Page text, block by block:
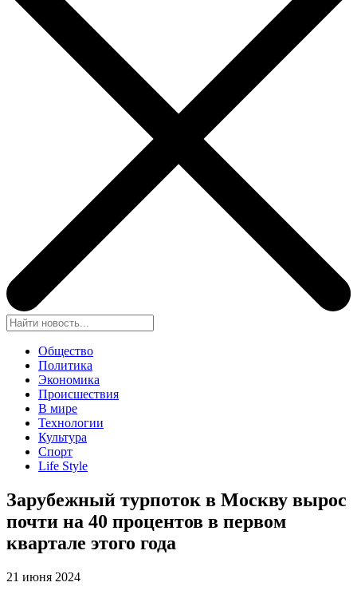
Общество
Политика
Экономика
Происшествия
В мире
Технологии
Культура
Спорт
Life Style
Зарубежный турпоток в Москву вырос
почти на 40 процентов в первом
квартале этого года
21 июня 2024